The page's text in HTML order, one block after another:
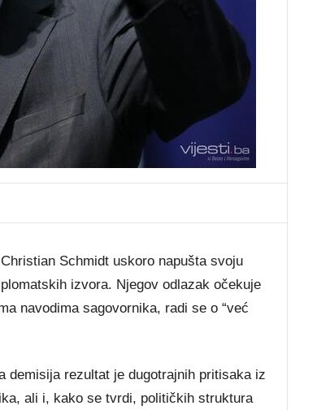
Schmidt uskoro napušta svoju
izvora. Njegov odlazak očekuje
navodima sagovornika, radi se o “već
demisija rezultat je dugotrajnih pritisaka iz
ali i, kako se tvrdi, političkih struktura